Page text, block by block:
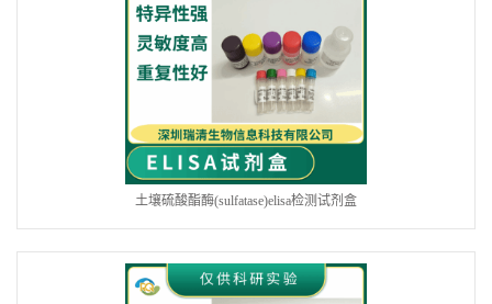
土壤硫酸酯酶(sulfatase)elisa检测试剂盒